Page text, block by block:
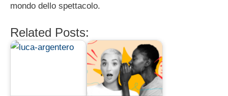
mondo dello spettacolo.
Related Posts: